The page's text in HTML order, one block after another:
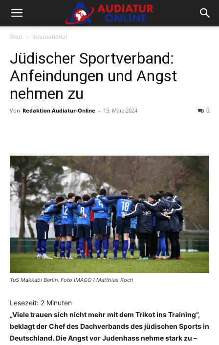
Start International
Jüdischer Sportverband:
Anfeindungen und Angst
nehmen zu
Von Redaktion Audiatur-Online - 13. März 2024 0
TuS Makkabi Berlin. Foto IMAGO / Matthias Koch
Lesezeit: 2 Minuten
„Viele trauen sich nicht mehr mit dem Trikot ins Training“,
beklagt der Chef des Dachverbands des jüdischen Sports in
Deutschland. Die Angst vor Judenhass nehme stark zu –